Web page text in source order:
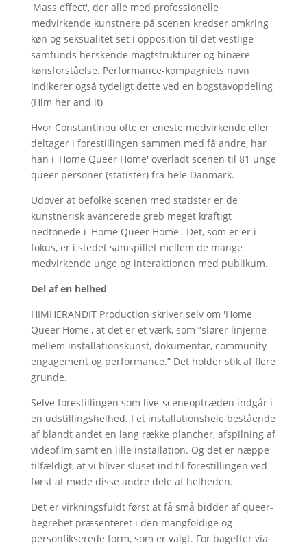
'Mass effect', der alle med professionelle
medvirkende kunstnere på scenen kredser omkring
køn og seksualitet set i opposition til det vestlige
samfunds herskende magtstrukturer og binære
kønsforståelse. Performance-kompagniets navn
indikerer også tydeligt dette ved en bogstavopdeling
(Him her and it)
Hvor Constantinou ofte er eneste medvirkende eller
deltager i forestillingen sammen med få andre, har
han i 'Home Queer Home' overladt scenen til 81 unge
queer personer (statister) fra hele Danmark.
Udover at befolke scenen med statister er de
kunstnerisk avancerede greb meget kraftigt
nedtonede i 'Home Queer Home'. Det, som er er i
fokus, er i stedet samspillet mellem de mange
medvirkende unge og interaktionen med publikum.
Del af en helhed
HIMHERANDIT Production skriver selv om 'Home
Queer Home', at det er et værk, som ”slører linjerne
mellem installationskunst, dokumentar, community
engagement og performance.” Det holder stik af flere
grunde.
Selve forestillingen som live-sceneoptræden indgår i
en udstillingshelhed. I et installationshele bestående
af blandt andet en lang række plancher, afspilning af
videofilm samt en lille installation. Og det er næppe
tilfældigt, at vi bliver sluset ind til forestillingen ved
først at møde disse andre dele af helheden.
Det er virkningsfuldt først at få små bidder af queer-
begrebet præsenteret i den mangfoldige og
personfikserede form, som er valgt. For bagefter via